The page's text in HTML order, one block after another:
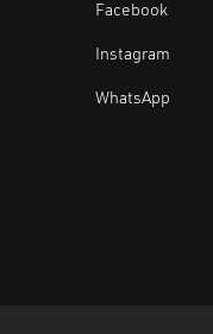
Facebook
Instagram
WhatsApp